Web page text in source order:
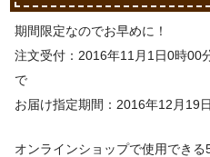
期間限定なのでお早めに！
注文受付： 2016年11月1日0時00
で
お届け指定期間： 2016年12月19
オンラインショップで使用でき